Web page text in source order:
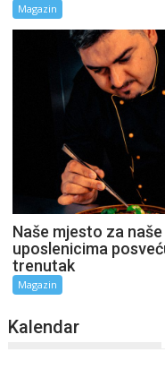
Magazin
Naše mjesto za
uposlenicima
trenutak
Magazin
Kalendar